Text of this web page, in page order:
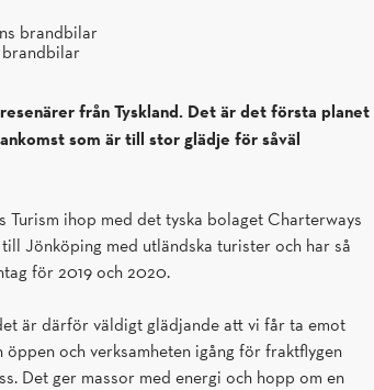
brandbilar
från Tyskland. Det är det första planet
som är till stor glädje för såväl
ihop med det tyska bolaget Charterways
Jönköping med utländska turister och har så
för 2019 och 2020.
är därför väldigt glädjande att vi får ta emot
och verksamheten igång för fraktflygen
Det ger massor med energi och hopp om en